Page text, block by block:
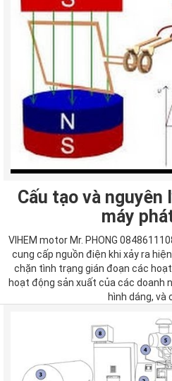
Cấu tạo và nguyên
máy
VIHEM motor Mr. PHONG
cung cấp nguồn điện khi xảy ra
chặn tình trạng gián đoạn các
hoạt động sản xuất của các doanh
hình dáng, và